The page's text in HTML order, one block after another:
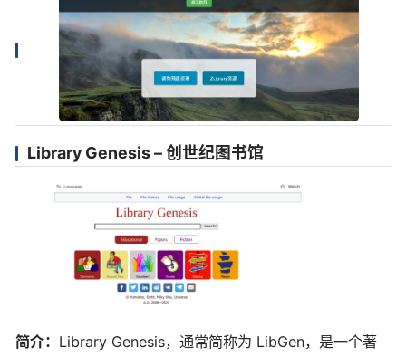
Library Genesis – 创世纪图书馆
简介： Library Genesis，通常简称为 LibGen，是一个著